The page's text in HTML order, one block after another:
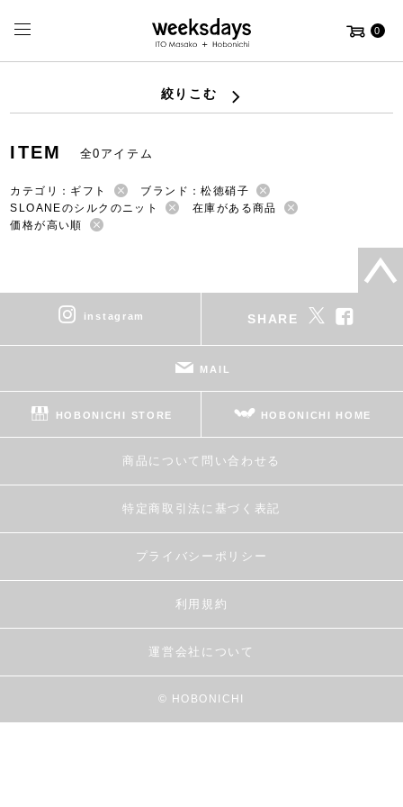
0
絞りこむ
ITEM 全0アイテム
カテゴリ：ギフト
ブランド：松徳硝子
SLOANEのシルクのニット
在庫がある商品
価格が高い順
instagram SHARE
MAIL
HOBONICHI STORE HOBONICHI HOME
商品について問い合わせる
特定商取引法に基づく表記
プライバシーポリシー
利用規約
運営会社について
© HOBONICHI